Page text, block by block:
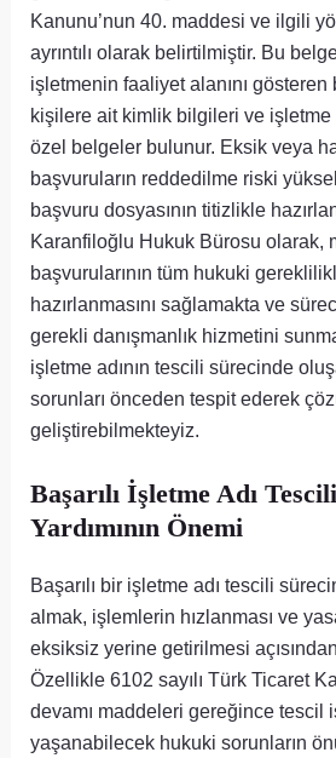
Kanunu’nun 40. maddesi ve ilgili
ayrıntılı olarak belirtilmiştir. Bu
işletmenin faaliyet alanını
kişilere ait kimlik bilgileri ve işletme
özel belgeler bulunur. Eksik veya
başvuruların reddedilme riski
başvuru dosyasının titizlikle
Karanfiloğlu Hukuk Bürosu olarak,
başvurularının tüm hukuki
hazırlanmasını sağlamakta ve
gerekli danışmanlık hizmetini
işletme adının tescili sürecinde
sorunları önceden tespit ederek
geliştirebilmekteyiz.
Başarılı İşletme Adı
Yardımının Önemi
Başarılı bir işletme adı tescili
almak, işlemlerin hızlanması ve
eksiksiz yerine getirilmesi
Özellikle 6102 sayılı Türk Ticaret
devamı maddeleri gereğince tescil
yaşanabilecek hukuki sorunların